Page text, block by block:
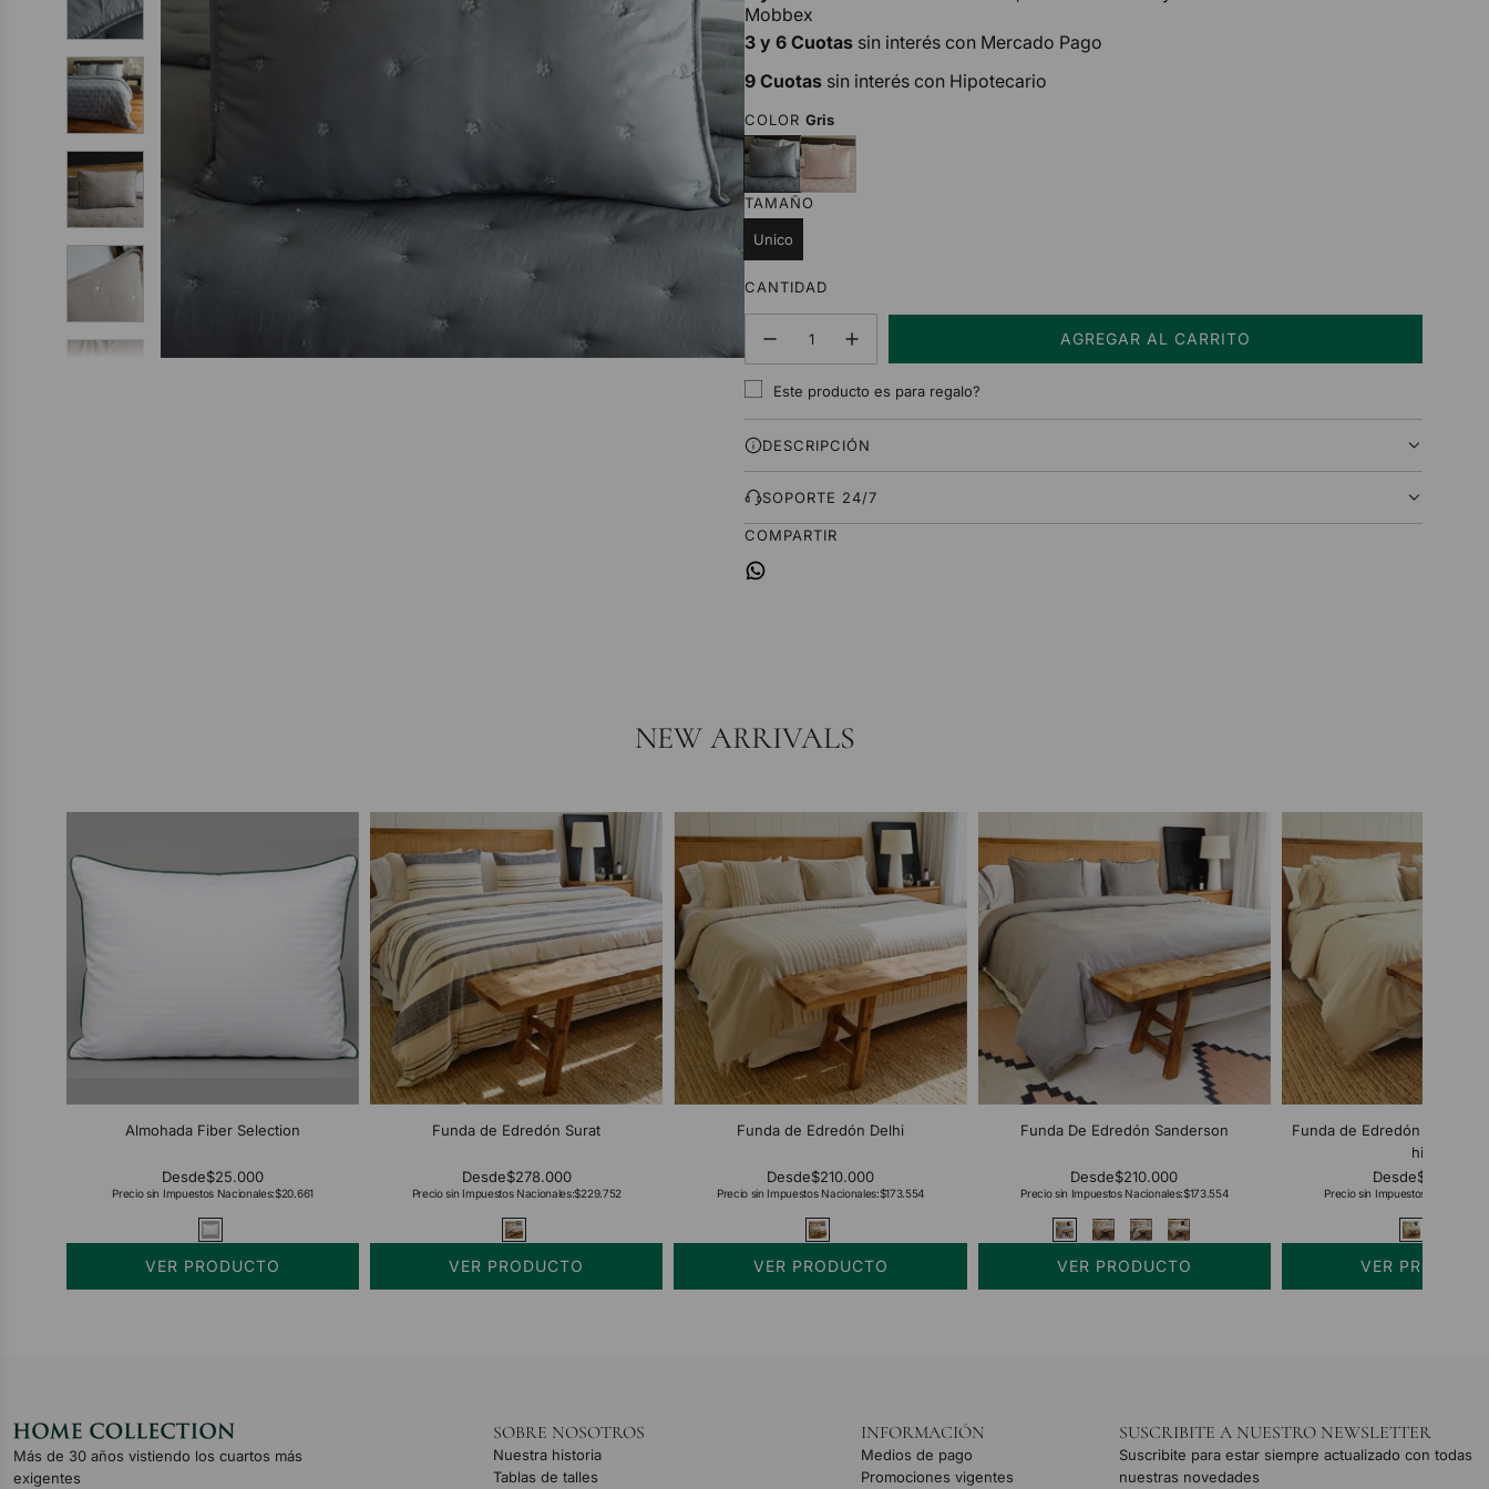
Mobbex
3 y 6 Cuotas sin interés con Mercado Pago
9 Cuotas sin interés con Hipotecario
COLOR Gris
G
i
s
R
s
TAMAÑO
Unico
CANTIDAD
AGREGAR AL CARRITO
C
G
N
O
Este producto es para regalo?
DESCRIPCIÓN
SOPORTE 24/7
COMPARTIR
NEW ARRIVALS
Almohada Fiber Selection
Desde$25.000
Precio sin Impuestos Nacionales:$20.661
VER PRODUCTO
Funda de Edredón Surat
Desde$278.000
Precio sin Impuestos Nacionales:$229.752
VER PRODUCTO
Funda de Edredón Delhi
Desde$210.000
Precio sin Impuestos Nacionales:$173.554
VER PRODUCTO
Funda De Edredón Sanderson
Desde$210.000
Precio sin Impuestos Nacionales:$173.554
VER PRODUCTO
Funda de Edredón Bamboo
hilos
Desde$254.000
Precio sin Impuestos Nacionales:
VER
Más de 30 años vistiendo los cuartos más
exigentes
SOBRE NOSOTROS
Nuestra historia
Tablas de talles
INFORMACIÓN
Medios de pago
Promociones vigentes
SUSCRIBITE A NUESTRO NEWSLETTER
Suscribite para estar siempre actualizado con todas
nuestras novedades